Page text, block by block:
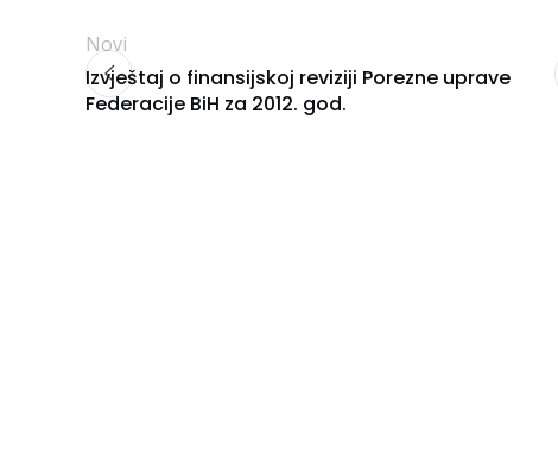
Novi
Izvještaj o finansijskoj reviziji Porezne uprave
Federacije BiH za 2012. god.